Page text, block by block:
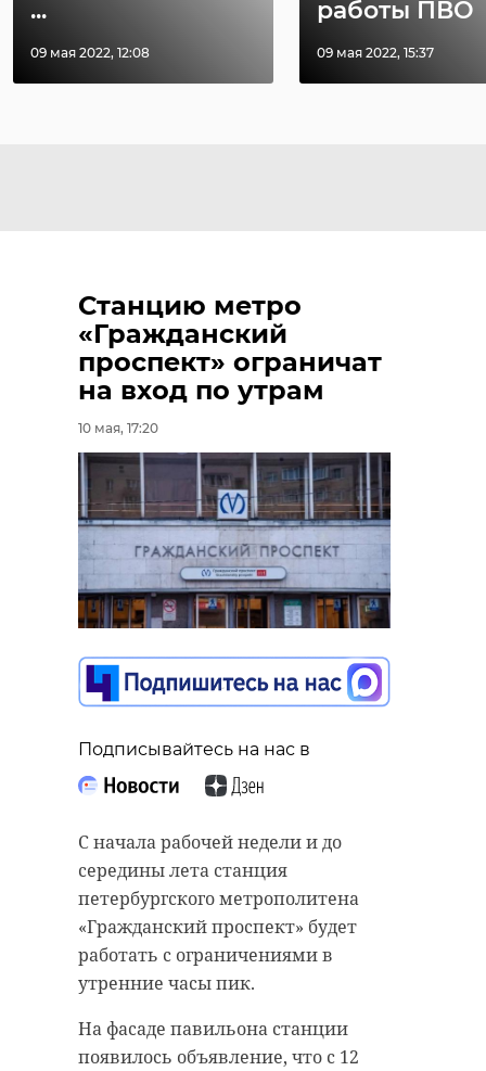
...
09 мая 2022, 12:08
работы ПВО
09 мая 2022, 15:37
Станцию метро
«Гражданский
проспект» ограничат
на вход по утрам
10 мая, 17:20
Подписывайтесь на нас в
С начала рабочей недели и до
середины лета станция
петербургского метрополитена
«Гражданский проспект» будет
работать с ограничениями в
утренние часы пик.
На фасаде павильона станции
появилось объявление, что с 12